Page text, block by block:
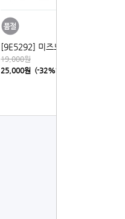
[9E5292] 미즈노 니트장갑
19,000원
25,000원 (-32%할인)